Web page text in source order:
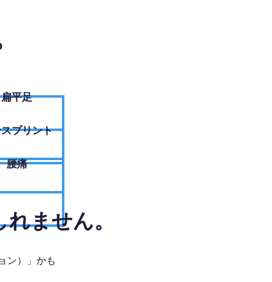
扁平足
プリント
腰痛
ません。
ン）」かも